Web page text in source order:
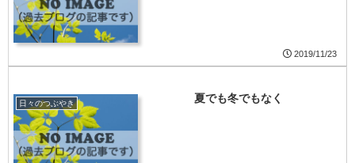
2019/11/23
日々のつぶやき 夏でも冬でもなく